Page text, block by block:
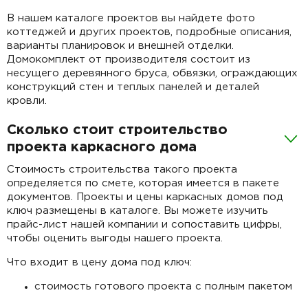
В нашем каталоге проектов вы найдете фото
коттеджей и других проектов, подробные описания,
варианты планировок и внешней отделки.
Домокомплект от производителя состоит из
несущего деревянного бруса, обвязки, ограждающих
конструкций стен и теплых панелей и деталей
кровли.
Сколько стоит строительство
проекта каркасного дома
Стоимость строительства такого проекта
определяется по смете, которая имеется в пакете
документов. Проекты и цены каркасных домов под
ключ размещены в каталоге. Вы можете изучить
прайс-лист нашей компании и сопоставить цифры,
чтобы оценить выгоды нашего проекта.
Что входит в цену дома под ключ:
стоимость готового проекта с полным пакетом